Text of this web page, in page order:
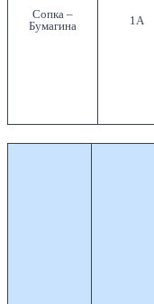
Сопка –
Бумагина
1А